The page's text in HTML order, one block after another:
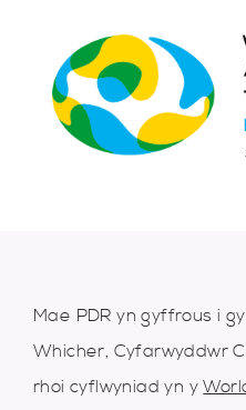
Mae PDR yn gyffrous i
Whicher, Cyfarwyddwr
rhoi cyflwyniad yn y